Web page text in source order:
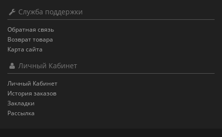
Служба поддержки
Обратная связь
Возврат товара
Карта сайта
Личный Кабинет
Личный Кабинет
История заказов
Закладки
Рассылка